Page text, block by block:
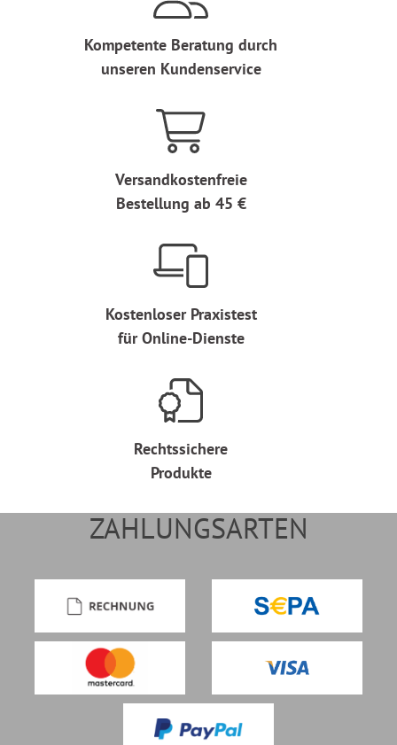
Kompetente Beratung durch
unseren Kundenservice
Versandkostenfreie
Bestellung ab 45 €
Kostenloser Praxistest
für Online-Dienste
Rechtssichere
Produkte
ZAHLUNGSARTEN